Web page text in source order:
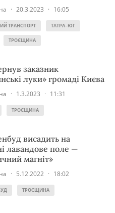
· 20.3.2023 · 16:05
ТРАНСПОРТ ТАТРА–ЮГ
ТРОЄЩИНА
заказник
луки» громаді Києва
· 1.3.2023 · 11:31
ТРОЄЩИНА
висадить на
лавандове поле —
магніт»
· 5.12.2022 · 18:02
ТРОЄЩИНА